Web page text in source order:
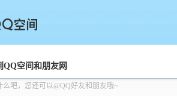
间
QQ空间和朋友网
么吧，您还可以@QQ好友和朋友哦~